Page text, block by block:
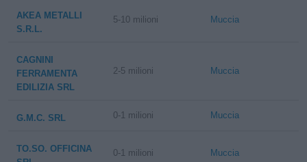
AKEA METALLI
S.R.L.
5-10 milioni Muccia
CAGNINI
FERRAMENTA
EDILIZIA SRL
2-5 milioni Muccia
G.M.C. SRL 0-1 milioni Muccia
TO.SO. OFFICINA
0-1 milioni Muccia